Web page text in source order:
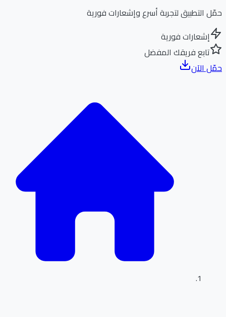
التطبيق لتجربة أسرع وإشعارات فورية
إشعارات فورية
تابع فريقك المفضل
الآن